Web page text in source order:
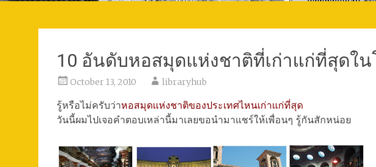
10 อันดับหอสมุดแห่งชาติที่เก่าแก่ที่สุดใน
October 13, 2010 libraryhub
รู้หรือไม่ครับว่าหอสมุดแห่งชาติของประเทศไหนเก่าแก่ที่สุด
วันนี้ผมไปเจอคำตอบเหล่านี้มาเลยขอนำมาแชร์ให้เพื่อนๆ รู้กันสักหน่อย